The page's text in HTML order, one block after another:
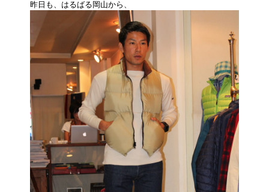
昨日も、はるばる岡山から、